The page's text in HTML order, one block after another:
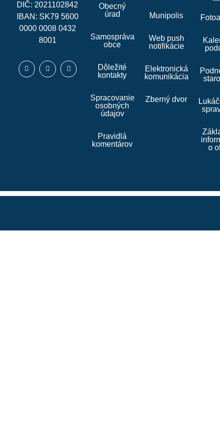
DIČ: 2021102842
IBAN: SK79 5600
0000 0008 0432
8001
Obecný
úrad
Samospráva
obce
Dôležité
kontakty
Spracovanie
osobných
údajov
Pravidlá
komentárov
Munipolis
Web push
notifikácie
Elektronická
komunikácia
Zberný dvor
o